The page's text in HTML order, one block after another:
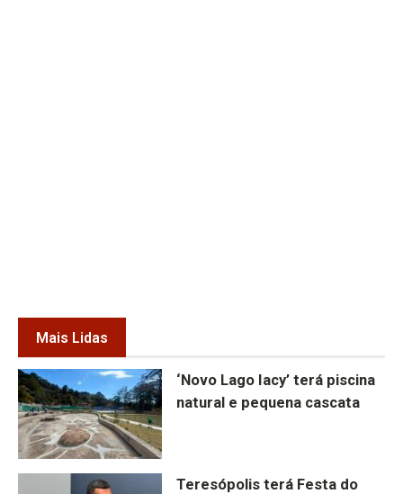
Mais Lidas
‘Novo Lago Iacy’ terá piscina
natural e pequena cascata
Teresópolis terá Festa do